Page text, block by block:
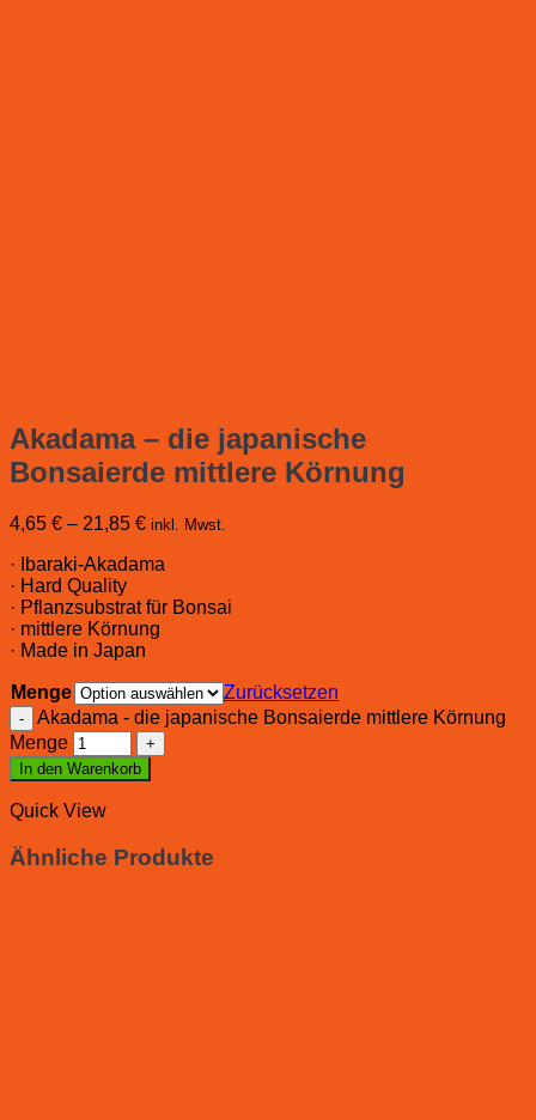
Akadama – die japanische
Bonsaierde mittlere Körnung
4,65 € – 21,85 € inkl. Mwst.
· Ibaraki-Akadama
· Hard Quality
· Pflanzsubstrat für Bonsai
· mittlere Körnung
· Made in Japan
Menge
Zurücksetzen
Akadama - die japanische Bonsaierde mittlere Körnung
Menge
In den Warenkorb
Quick View
Ähnliche Produkte